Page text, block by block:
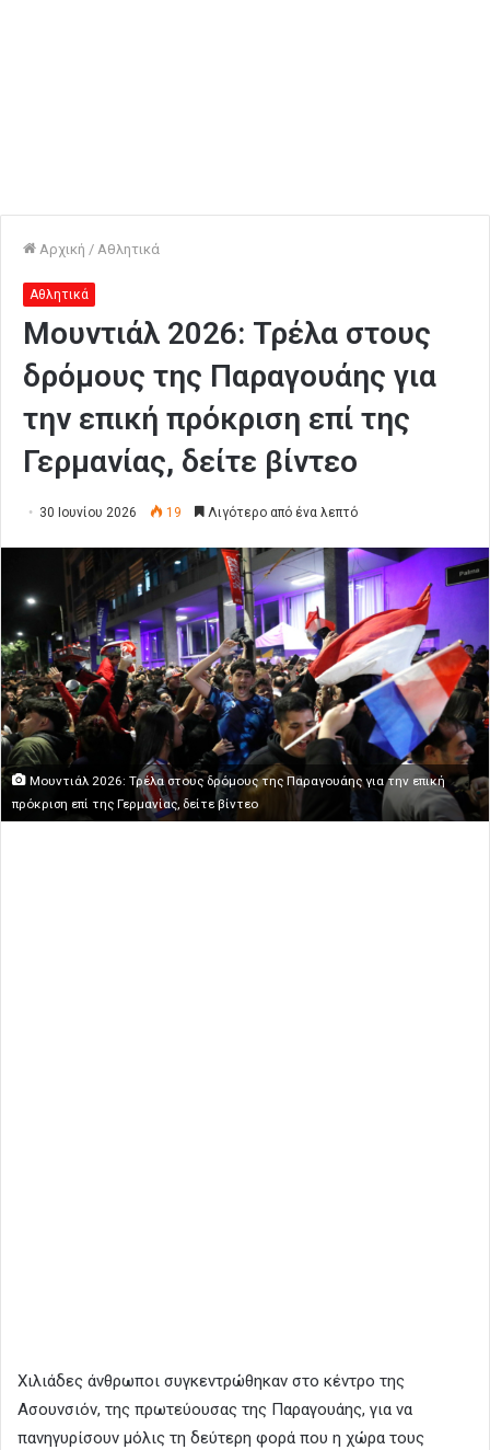
Αρχική / Αθλητικά
Αθλητικά
Μουντιάλ 2026: Τρέλα στους
δρόμους της Παραγουάης για
την επική πρόκριση επί της
Γερμανίας, δείτε βίντεο
30 Ιουνίου 2026 19 Λιγότερο από ένα λεπτό
Μουντιάλ 2026: Τρέλα στους δρόμους της Παραγουάης για την επική
πρόκριση επί της Γερμανίας, δείτε βίντεο
Χιλιάδες άνθρωποι συγκεντρώθηκαν στο κέντρο της
Ασουνσιόν, της πρωτεύουσας της Παραγουάης, για να
πανηγυρίσουν μόλις τη δεύτερη φορά που η χώρα τους